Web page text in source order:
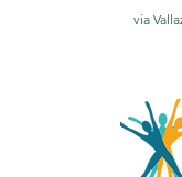
via